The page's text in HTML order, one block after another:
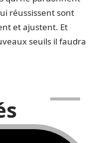
réussissent sont
et ajustent. Et
seuils il faudra